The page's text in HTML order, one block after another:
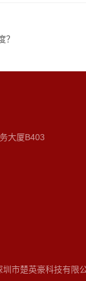
？
大厦B403
市楚英豪科技有限